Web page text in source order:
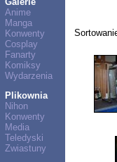
Anime
Manga
Konwenty
Cosplay
Fanarty
Komiksy
Wydarzenia
Plikownia
Nihon
Konwenty
Media
Teledyski
Zwiastuny